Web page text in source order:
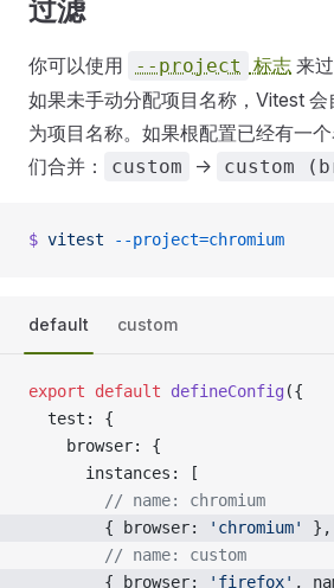
过滤
你可以使用 --project 标志 来
如果未手动分配项目名称，Vitest
为项目名称。如果根配置已经有一
们合并：
custom -> custom
$ vitest --project=chromium
default custom
export default defineConfig ({
  test: {
    browser: {
      instances: [
        // name: chromium
        { browser:
'chromium'
},
        // name: custom
        { browser:
'firefox' ,